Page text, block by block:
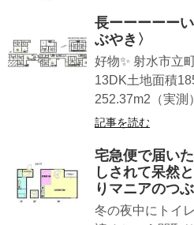
長ーーーーー
ぶやき〉
好物✨ 射水市立
13DK土地面積
252.37m2（実測
記事を読む
宅急便で届い
しされて呆然
りマニアのつぶ
冬の夜中にトイ